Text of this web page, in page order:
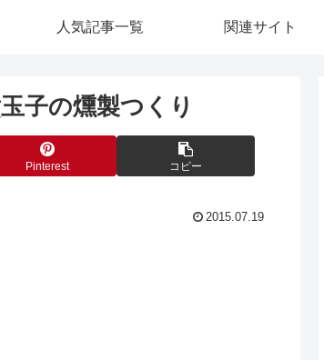
人気記事一覧 関連サイト
子の燻製つくり
Pinterest コピー
2015.07.19